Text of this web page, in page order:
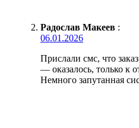
Радослав Макеев :
06.01.2026
Прислали смс, что
— оказалось, только к
Немного запутанная